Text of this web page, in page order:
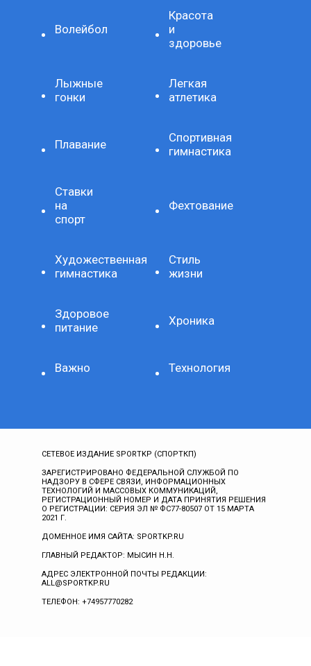
Волейбол
Красота
и
здоровье
Лыжные
гонки
Легкая
атлетика
Плавание
Спортивная
гимнастика
Ставки
на
спорт
Фехтование
Художественная
гимнастика
Стиль
жизни
Здоровое
питание
Хроника
Важно Технология
СЕТЕВОЕ ИЗДАНИЕ SPORTKP (СПОРТКП)
ЗАРЕГИСТРИРОВАНО ФЕДЕРАЛЬНОЙ СЛУЖБОЙ ПО
НАДЗОРУ В СФЕРЕ СВЯЗИ, ИНФОРМАЦИОННЫХ
ТЕХНОЛОГИЙ И МАССОВЫХ КОММУНИКАЦИЙ,
РЕГИСТРАЦИОННЫЙ НОМЕР И ДАТА ПРИНЯТИЯ РЕШЕНИЯ
О РЕГИСТРАЦИИ: СЕРИЯ ЭЛ № ФС77-80507 ОТ 15 МАРТА
2021 Г.
ДОМЕННОЕ ИМЯ САЙТА: SPORTKP.RU
ГЛАВНЫЙ РЕДАКТОР: МЫСИН Н.Н.
АДРЕС ЭЛЕКТРОННОЙ ПОЧТЫ РЕДАКЦИИ:
ALL@SPORTKP.RU
ТЕЛЕФОН: +74957770282